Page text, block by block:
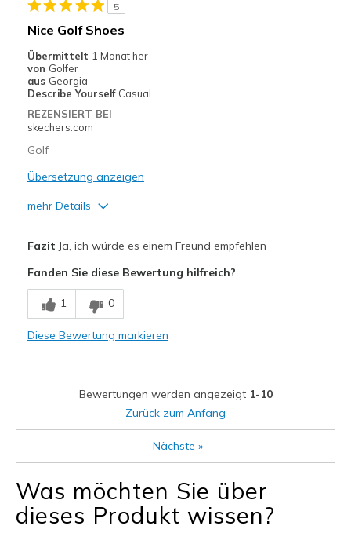
Golf
Width
Feels true to width
Sizing
View On Shoes
Shoes are for Wearing
5
Nice Golf Shoes
Übermittelt 1 Monat her
von Golfer
aus Georgia
Describe Yourself Casual
REZENSIERT BEI
skechers.com
Golf
Übersetzung anzeigen
mehr Details
Comfortable
Width
Sizing
Feels true to size
Fazit Ja, ich würde es einem Freund empfehlen
Fanden Sie diese Bewertung hilfreich?
1 0
Diese Bewertung markieren
Bewertungen werden angezeigt 1-10
Zurück zum Anfang
Nächste »
Was möchten Sie über
dieses Produkt wissen?